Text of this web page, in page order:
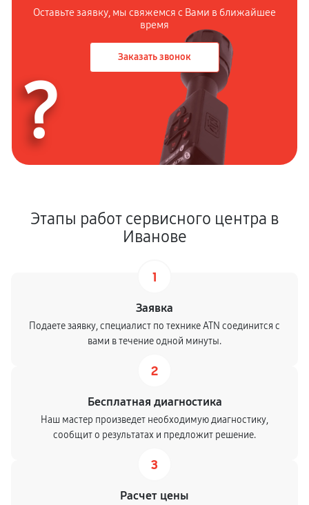
Оставьте заявку, мы свяжемся с Вами в ближайшее
время
Заказать звонок
?
Этапы работ сервисного центра в
Иванове
1
Заявка
Подаете заявку, специалист по технике ATN соединится с
вами в течение одной минуты.
2
Бесплатная диагностика
Наш мастер произведет необходимую диагностику,
сообщит о результатах и предложит решение.
3
Расчет цены